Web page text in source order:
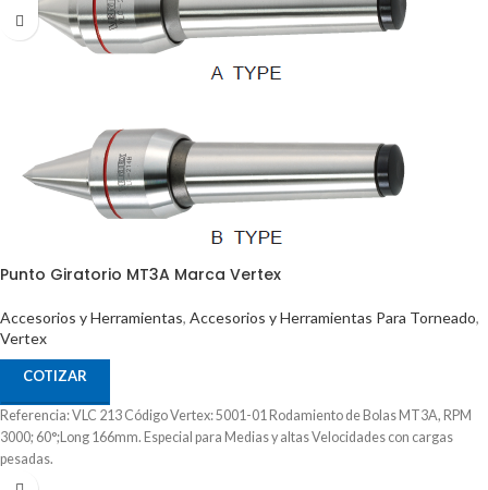
Punto Giratorio MT3A Marca Vertex
Accesorios y Herramientas, Accesorios y Herramientas Para Torneado,
Vertex
COTIZAR
Referencia: VLC 213 Código Vertex: 5001-01 Rodamiento de Bolas MT3A, RPM
3000; 60°;Long 166mm. Especial para Medias y altas Velocidades con cargas
pesadas.